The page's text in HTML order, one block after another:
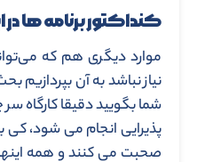
کنداکتور برنامه ها
موارد دیگری هم که
نیاز نباشد به آن بپردازیم
شما بگویید دقیقا کارگاه
پذیرایی انجام می شود،
صحبت می کنند و همه اینها